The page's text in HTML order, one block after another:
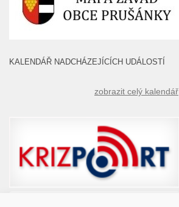
KALENDÁŘ NADCHÁZEJÍCÍCH UDÁLOSTÍ
zobrazit celý kalendář